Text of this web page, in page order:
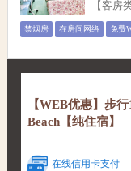
【客房
禁烟房 在房间网络 免费
【WEB优惠】步
Beach【纯住宿】
在线信用卡支付